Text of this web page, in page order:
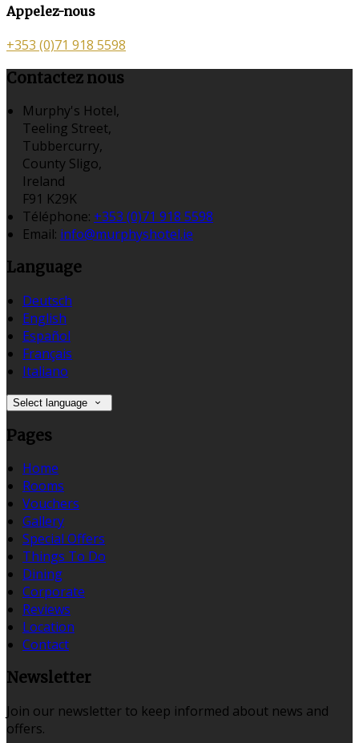
Appelez-nous
+353 (0)71 918 5598
Contactez nous
Murphy's Hotel,
Teeling Street,
Tubbercurry,
County Sligo,
Ireland
F91 K29K
Téléphone: +353 (0)71 918 5598
Email: info@murphyshotel.ie
Language
Deutsch
English
Español
Français
Italiano
Select language
Pages
Home
Rooms
Vouchers
Gallery
Special Offers
Things To Do
Dining
Corporate
Reviews
Location
Contact
Newsletter
Join our newsletter to keep informed about news and
offers.